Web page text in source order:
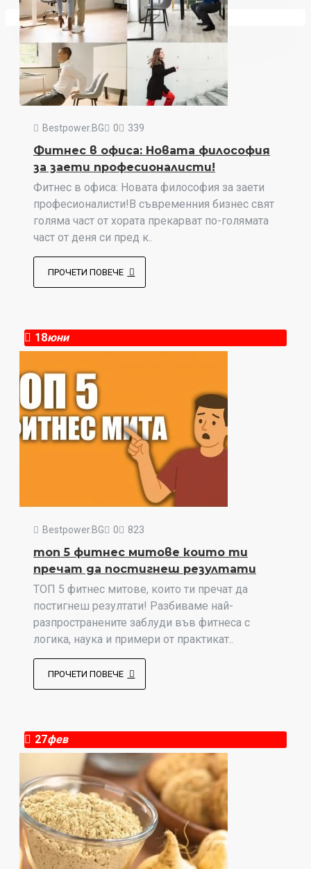
Вашата количка е празна!
Bestpower.BG 0 339
Фитнес в офиса: Новата философия
за заети професионалисти!
Фитнес в офиса: Новата философия за заети
професионалисти!В съвременния бизнес свят
голяма част от хората прекарват по-голямата
част от деня си пред к..
ПРОЧЕТИ ПОВЕЧЕ
18юни
Bestpower.BG 0 823
топ 5 фитнес митове които ти
пречат да постигнеш резултати
ТОП 5 фитнес митове, които ти пречат да
постигнеш резултати! Разбиваме най-
разпространените заблуди във фитнеса с
логика, наука и примери от практикат..
ПРОЧЕТИ ПОВЕЧЕ
27фев